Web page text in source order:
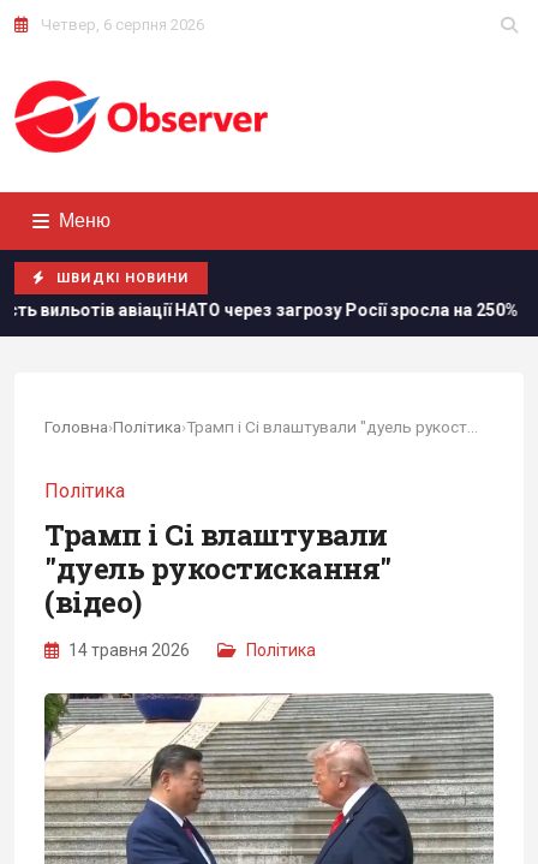
Четвер, 6 серпня 2026
Меню
ШВИДКІ НОВИНИ
НАТО через загрозу Росії зросла на 250%
Головна›Політика›
Політика
Трамп і Сі влаштували
"дуель рукостискання"
(відео)
14 травня 2026 Політика